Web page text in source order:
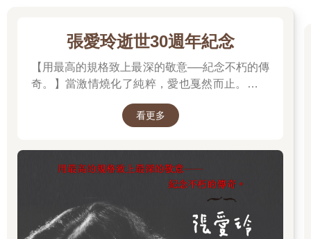
張愛玲逝世30週年紀念
【用最高的規格致上最深的敬意──紀念不朽的傳
奇。】當激情燒化了純粹，愛也戛然而止。透視
看更多